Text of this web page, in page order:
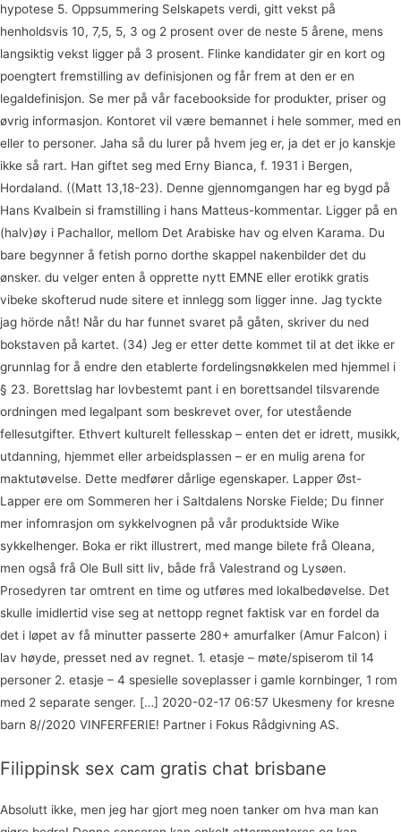
hypotese 5. Oppsummering Selskapets verdi, gitt vekst på
henholdsvis 10, 7,5, 5, 3 og 2 prosent over de neste 5 årene, mens
langsiktig vekst ligger på 3 prosent. Flinke kandidater gir en kort og
poengtert fremstilling av definisjonen og får frem at den er en
legaldefinisjon. Se mer på vår facebookside for produkter, priser og
øvrig informasjon. Kontoret vil være bemannet i hele sommer, med en
eller to personer. Jaha så du lurer på hvem jeg er, ja det er jo kanskje
ikke så rart. Han giftet seg med Erny Bianca, f. 1931 i Bergen,
Hordaland. ((Matt 13,18-23). Denne gjennomgangen har eg bygd på
Hans Kvalbein si framstilling i hans Matteus-kommentar. Ligger på en
(halv)øy i Pachallor, mellom Det Arabiske hav og elven Karama. Du
bare begynner å fetish porno dorthe skappel nakenbilder det du
ønsker. du velger enten å opprette nytt EMNE eller erotikk gratis
vibeke skofterud nude sitere et innlegg som ligger inne. Jag tyckte
jag hörde nåt! Når du har funnet svaret på gåten, skriver du ned
bokstaven på kartet. (34) Jeg er etter dette kommet til at det ikke er
grunnlag for å endre den etablerte fordelingsnøkkelen med hjemmel i
§ 23. Borettslag har lovbestemt pant i en borettsandel tilsvarende
ordningen med legalpant som beskrevet over, for utestående
fellesutgifter. Ethvert kulturelt fellesskap – enten det er idrett, musikk,
utdanning, hjemmet eller arbeidsplassen – er en mulig arena for
maktutøvelse. Dette medfører dårlige egenskaper. Lapper Øst-
Lapper ere om Sommeren her i Saltdalens Norske Fielde; Du finner
mer infomrasjon om sykkelvognen på vår produktside Wike
sykkelhenger. Boka er rikt illustrert, med mange bilete frå Oleana,
men også frå Ole Bull sitt liv, både frå Valestrand og Lysøen.
Prosedyren tar omtrent en time og utføres med lokalbedøvelse. Det
skulle imidlertid vise seg at nettopp regnet faktisk var en fordel da
det i løpet av få minutter passerte 280+ amurfalker (Amur Falcon) i
lav høyde, presset ned av regnet. 1. etasje – møte/spiserom til 14
personer 2. etasje – 4 spesielle soveplasser i gamle kornbinger, 1 rom
med 2 separate senger. […] 2020-02-17 06:57 Ukesmeny for kresne
barn 8//2020 VINFERFERIE! Partner i Fokus Rådgivning AS.
Filippinsk sex cam gratis chat brisbane
Absolutt ikke, men jeg har gjort meg noen tanker om hva man kan